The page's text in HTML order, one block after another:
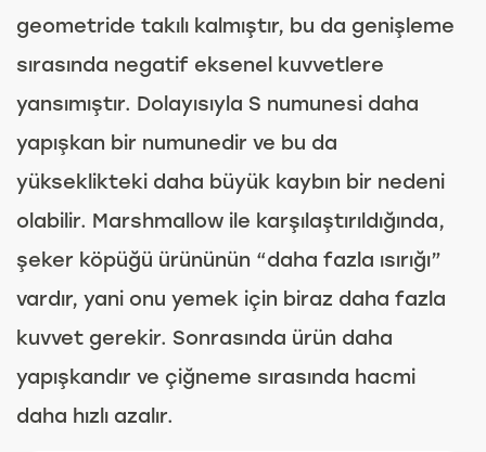
geometride takılı kalmıştır, bu da genişleme
sırasında negatif eksenel kuvvetlere
yansımıştır. Dolayısıyla S numunesi daha
yapışkan bir numunedir ve bu da
yükseklikteki daha büyük kaybın bir nedeni
olabilir. Marshmallow ile karşılaştırıldığında,
şeker köpüğü ürününün “daha fazla ısırığı”
vardır, yani onu yemek için biraz daha fazla
kuvvet gerekir. Sonrasında ürün daha
yapışkandır ve çiğneme sırasında hacmi
daha hızlı azalır.